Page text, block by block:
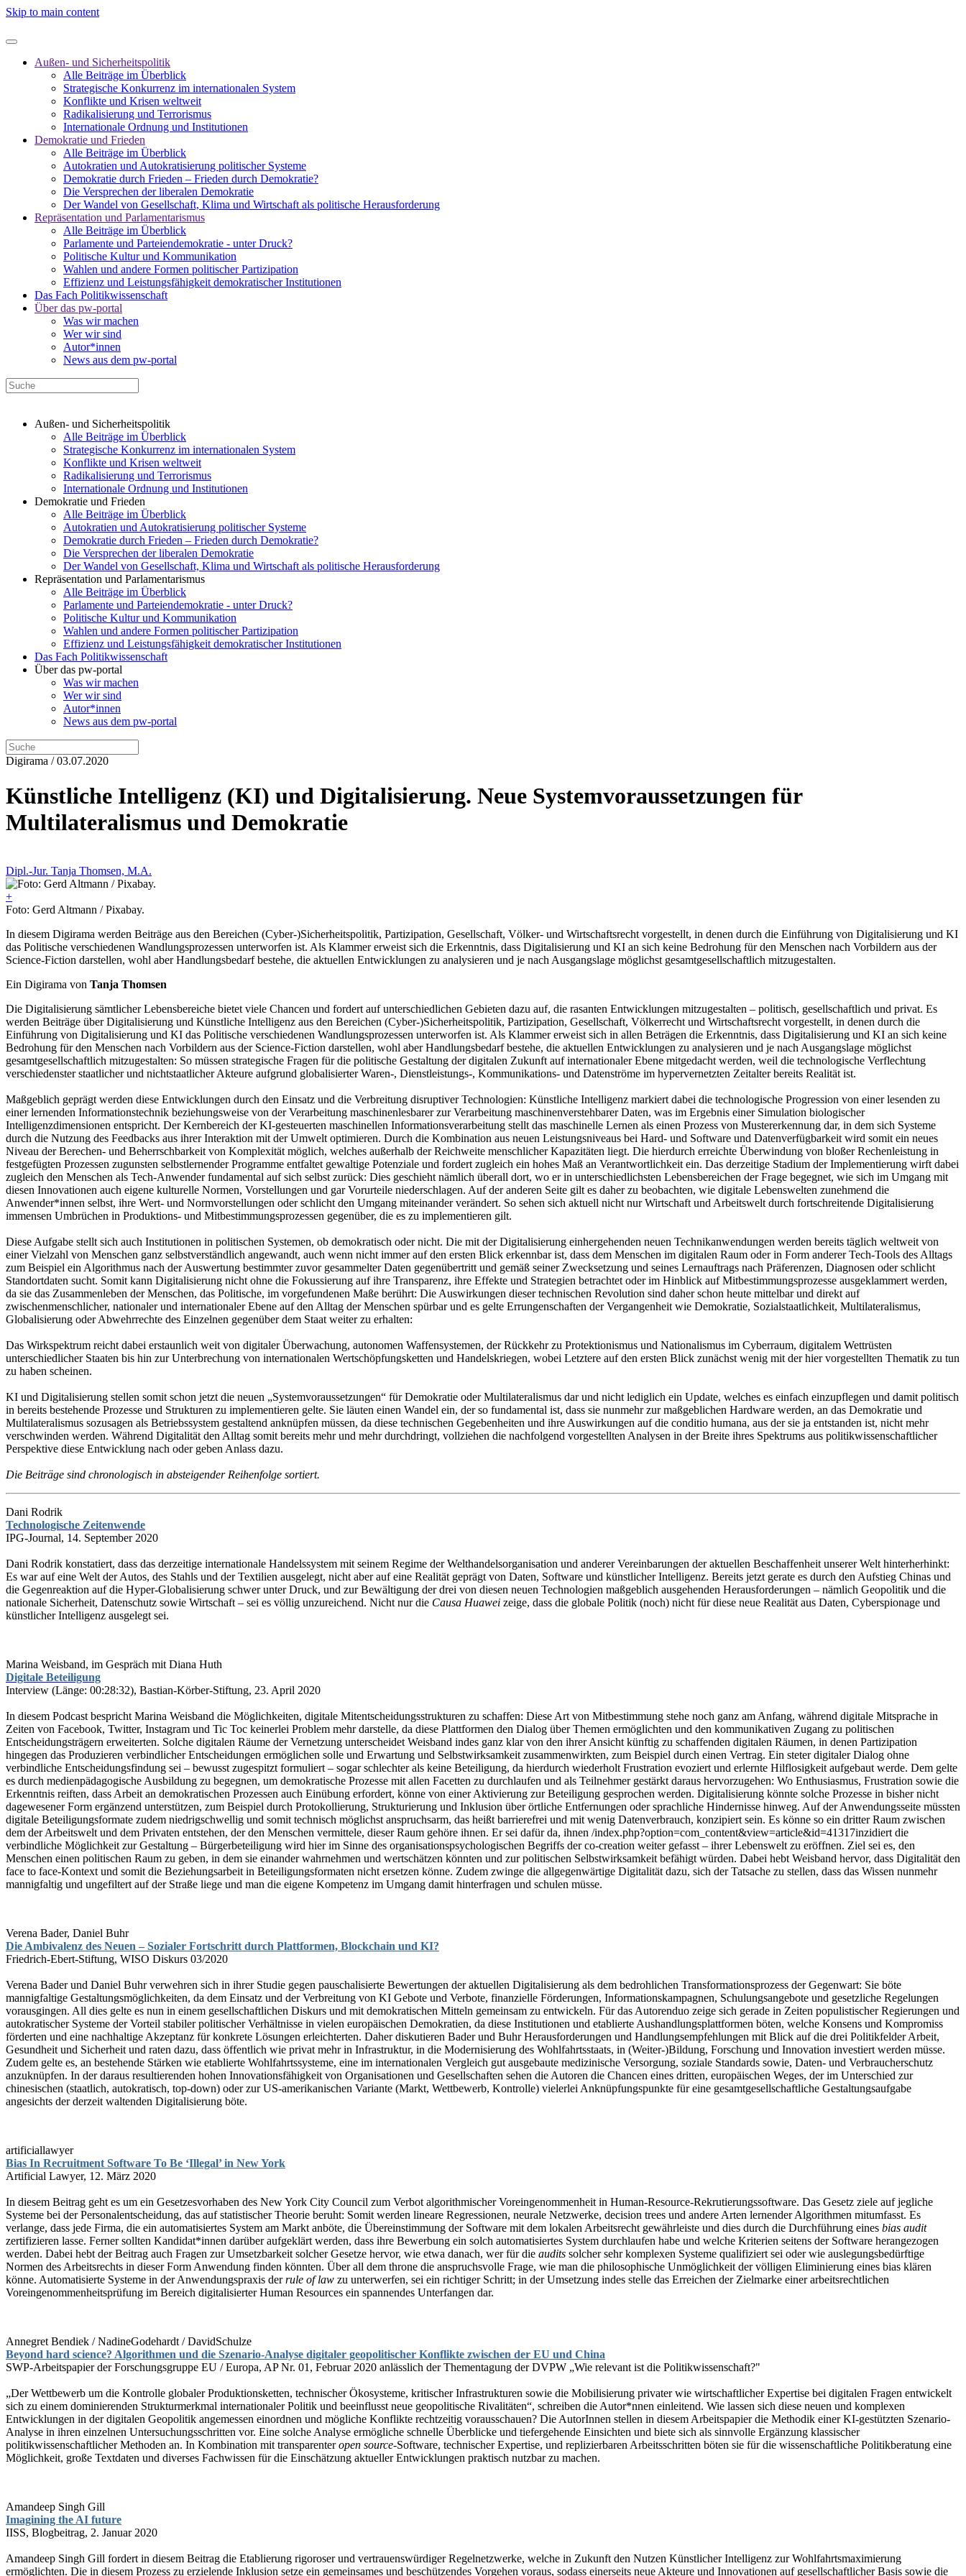
Skip to main content
Außen- und Sicherheitspolitik
Alle Beiträge im Überblick
Strategische Konkurrenz im internationalen System
Konflikte und Krisen weltweit
Radikalisierung und Terrorismus
Internationale Ordnung und Institutionen
Demokratie und Frieden
Alle Beiträge im Überblick
Autokratien und Autokratisierung politischer Systeme
Demokratie durch Frieden – Frieden durch Demokratie?
Die Versprechen der liberalen Demokratie
Der Wandel von Gesellschaft, Klima und Wirtschaft als politische Herausforderung
Repräsentation und Parlamentarismus
Alle Beiträge im Überblick
Parlamente und Parteiendemokratie - unter Druck?
Politische Kultur und Kommunikation
Wahlen und andere Formen politischer Partizipation
Effizienz und Leistungsfähigkeit demokratischer Institutionen
Das Fach Politikwissenschaft
Über das pw-portal
Was wir machen
Wer wir sind
Autor*innen
News aus dem pw-portal
Außen- und Sicherheitspolitik
Alle Beiträge im Überblick
Strategische Konkurrenz im internationalen System
Konflikte und Krisen weltweit
Radikalisierung und Terrorismus
Internationale Ordnung und Institutionen
Demokratie und Frieden
Alle Beiträge im Überblick
Autokratien und Autokratisierung politischer Systeme
Demokratie durch Frieden – Frieden durch Demokratie?
Die Versprechen der liberalen Demokratie
Der Wandel von Gesellschaft, Klima und Wirtschaft als politische Herausforderung
Repräsentation und Parlamentarismus
Alle Beiträge im Überblick
Parlamente und Parteiendemokratie - unter Druck?
Politische Kultur und Kommunikation
Wahlen und andere Formen politischer Partizipation
Effizienz und Leistungsfähigkeit demokratischer Institutionen
Das Fach Politikwissenschaft
Über das pw-portal
Was wir machen
Wer wir sind
Autor*innen
News aus dem pw-portal
Digirama / 03.07.2020
Künstliche Intelligenz (KI) und Digitalisierung. Neue Systemvoraussetzungen für
Multilateralismus und Demokratie
Dipl.-Jur. Tanja Thomsen, M.A.
+
Foto: Gerd Altmann / Pixabay.
In diesem Digirama werden Beiträge aus den Bereichen (Cyber-)Sicherheitspolitik, Partizipation, Gesellschaft, Völker- und Wirtschaftsrecht vorgestellt, in denen durch die Einführung von Digitalisierung und KI
das Politische verschiedenen Wandlungsprozessen unterworfen ist. Als Klammer erweist sich die Erkenntnis, dass Digitalisierung und KI an sich keine Bedrohung für den Menschen nach Vorbildern aus der
Science-Fiction darstellen, wohl aber Handlungsbedarf bestehe, die aktuellen Entwicklungen zu analysieren und je nach Ausgangslage möglichst gesamtgesellschaftlich mitzugestalten.
Ein Digirama von Tanja Thomsen
Die Digitalisierung sämtlicher Lebensbereiche bietet viele Chancen und fordert auf unterschiedlichen Gebieten dazu auf, die rasanten Entwicklungen mitzugestalten – politisch, gesellschaftlich und privat. Es
werden Beiträge über Digitalisierung und Künstliche Intelligenz aus den Bereichen (Cyber-)Sicherheitspolitik, Partizipation, Gesellschaft, Völkerrecht und Wirtschaftsrecht vorgestellt, in denen durch die
Einführung von Digitalisierung und KI das Politische verschiedenen Wandlungsprozessen unterworfen ist. Als Klammer erweist sich in allen Beträgen die Erkenntnis, dass Digitalisierung und KI an sich keine
Bedrohung für den Menschen nach Vorbildern aus der Science-Fiction darstellen, wohl aber Handlungsbedarf bestehe, die aktuellen Entwicklungen zu analysieren und je nach Ausgangslage möglichst
gesamtgesellschaftlich mitzugestalten: So müssen strategische Fragen für die politische Gestaltung der digitalen Zukunft auf internationaler Ebene mitgedacht werden, weil die technologische Verflechtung
verschiedenster staatlicher und nichtstaatlicher Akteure aufgrund globalisierter Waren-, Dienstleistungs-, Kommunikations- und Datenströme im hypervernetzten Zeitalter bereits Realität ist.
Maßgeblich geprägt werden diese Entwicklungen durch den Einsatz und die Verbreitung disruptiver Technologien: Künstliche Intelligenz markiert dabei die technologische Progression von einer lesenden zu
einer lernenden Informationstechnik beziehungsweise von der Verarbeitung maschinenlesbarer zur Verarbeitung maschinenverstehbarer Daten, was im Ergebnis einer Simulation biologischer
Intelligenzdimensionen entspricht. Der Kernbereich der KI-gesteuerten maschinellen Informationsverarbeitung stellt das maschinelle Lernen als einen Prozess von Mustererkennung dar, in dem sich Systeme
durch die Nutzung des Feedbacks aus ihrer Interaktion mit der Umwelt optimieren. Durch die Kombination aus neuen Leistungsniveaus bei Hard- und Software und Datenverfügbarkeit wird somit ein neues
Niveau der Berechen- und Beherrschbarkeit von Komplexität möglich, welches außerhalb der Reichweite menschlicher Kapazitäten liegt. Die hierdurch erreichte Überwindung von bloßer Rechenleistung in
festgefügten Prozessen zugunsten selbstlernender Programme entfaltet gewaltige Potenziale und fordert zugleich ein hohes Maß an Verantwortlichkeit ein. Das derzeitige Stadium der Implementierung wirft dabei
zugleich den Menschen als Tech-Anwender fundamental auf sich selbst zurück: Dies geschieht nämlich überall dort, wo er in unterschiedlichsten Lebensbereichen der Frage begegnet, wie sich im Umgang mit
diesen Innovationen auch eigene kulturelle Normen, Vorstellungen und gar Vorurteile niederschlagen. Auf der anderen Seite gilt es daher zu beobachten, wie digitale Lebenswelten zunehmend die
Anwender*innen selbst, ihre Wert- und Normvorstellungen oder schlicht den Umgang miteinander verändert. So sehen sich aktuell nicht nur Wirtschaft und Arbeitswelt durch fortschreitende Digitalisierung
immensen Umbrüchen in Produktions- und Mitbestimmungsprozessen gegenüber, die es zu implementieren gilt.
Diese Aufgabe stellt sich auch Institutionen in politischen Systemen, ob demokratisch oder nicht. Die mit der Digitalisierung einhergehenden neuen Technikanwendungen werden bereits täglich weltweit von
einer Vielzahl von Menschen ganz selbstverständlich angewandt, auch wenn nicht immer auf den ersten Blick erkennbar ist, dass dem Menschen im digitalen Raum oder in Form anderer Tech-Tools des Alltags
zum Beispiel ein Algorithmus nach der Auswertung bestimmter zuvor gesammelter Daten gegenübertritt und gemäß seiner Zwecksetzung und seines Lernauftrags nach Präferenzen, Diagnosen oder schlicht
Standortdaten sucht. Somit kann Digitalisierung nicht ohne die Fokussierung auf ihre Transparenz, ihre Effekte und Strategien betrachtet oder im Hinblick auf Mitbestimmungsprozesse ausgeklammert werden,
da sie das Zusammenleben der Menschen, das Politische, im vorgefundenen Maße berührt: Die Auswirkungen dieser technischen Revolution sind daher schon heute mittelbar und direkt auf
zwischenmenschlicher, nationaler und internationaler Ebene auf den Alltag der Menschen spürbar und es gelte Errungenschaften der Vergangenheit wie Demokratie, Sozialstaatlichkeit, Multilateralismus,
Globalisierung oder Abwehrrechte des Einzelnen gegenüber dem Staat weiter zu erhalten:
Das Wirkspektrum reicht dabei erstaunlich weit von digitaler Überwachung, autonomen Waffensystemen, der Rückkehr zu Protektionismus und Nationalismus im Cyberraum, digitalem Wettrüsten
unterschiedlicher Staaten bis hin zur Unterbrechung von internationalen Wertschöpfungsketten und Handelskriegen, wobei Letztere auf den ersten Blick zunächst wenig mit der hier vorgestellten Thematik zu tun
zu haben scheinen.
KI und Digitalisierung stellen somit schon jetzt die neuen „Systemvoraussetzungen“ für Demokratie oder Multilateralismus dar und nicht lediglich ein Update, welches es einfach einzupflegen und damit politisch
in bereits bestehende Prozesse und Strukturen zu implementieren gelte. Sie läuten einen Wandel ein, der so fundamental ist, dass sie nunmehr zur maßgeblichen Hardware werden, an das Demokratie und
Multilateralismus sozusagen als Betriebssystem gestaltend anknüpfen müssen, da diese technischen Gegebenheiten und ihre Auswirkungen auf die conditio humana, aus der sie ja entstanden ist, nicht mehr
verschwinden werden. Während Digitalität den Alltag somit bereits mehr und mehr durchdringt, vollziehen die nachfolgend vorgestellten Analysen in der Breite ihres Spektrums aus politikwissenschaftlicher
Perspektive diese Entwicklung nach oder geben Anlass dazu.
Die Beiträge sind chronologisch in absteigender Reihenfolge sortiert.
Dani Rodrik
Technologische Zeitenwende
IPG-Journal, 14. September 2020
Dani Rodrik konstatiert, dass das derzeitige internationale Handelssystem mit seinem Regime der Welthandelsorganisation und anderer Vereinbarungen der aktuellen Beschaffenheit unserer Welt hinterherhinkt:
Es war auf eine Welt der Autos, des Stahls und der Textilien ausgelegt, nicht aber auf eine Realität geprägt von Daten, Software und künstlicher Intelligenz. Bereits jetzt gerate es durch den Aufstieg Chinas und
die Gegenreaktion auf die Hyper-Globalisierung schwer unter Druck, und zur Bewältigung der drei von diesen neuen Technologien maßgeblich ausgehenden Herausforderungen – nämlich Geopolitik und die
nationale Sicherheit, Datenschutz sowie Wirtschaft – sei es völlig unzureichend. Nicht nur die Causa Huawei zeige, dass die globale Politik (noch) nicht für diese neue Realität aus Daten, Cyberspionage und
künstlicher Intelligenz ausgelegt sei.
Marina Weisband, im Gespräch mit Diana Huth
Digitale Beteiligung
Interview (Länge: 00:28:32), Bastian-Körber-Stiftung, 23. April 2020
In diesem Podcast bespricht Marina Weisband die Möglichkeiten, digitale Mitentscheidungsstrukturen zu schaffen: Diese Art von Mitbestimmung stehe noch ganz am Anfang, während digitale Mitsprache in
Zeiten von Facebook, Twitter, Instagram und Tic Toc keinerlei Problem mehr darstelle, da diese Plattformen den Dialog über Themen ermöglichten und den kommunikativen Zugang zu politischen
Entscheidungsträgern erweiterten. Solche digitalen Räume der Vernetzung unterscheidet Weisband indes ganz klar von den ihrer Ansicht künftig zu schaffenden digitalen Räumen, in denen Partizipation
hingegen das Produzieren verbindlicher Entscheidungen ermöglichen solle und Erwartung und Selbstwirksamkeit zusammenwirkten, zum Beispiel durch einen Vertrag. Ein steter digitaler Dialog ohne
verbindliche Entscheidungsfindung sei – bewusst zugespitzt formuliert – sogar schlechter als keine Beteiligung, da hierdurch wiederholt Frustration evoziert und erlernte Hilflosigkeit aufgebaut werde. Dem gelte
es durch medienpädagogische Ausbildung zu begegnen, um demokratische Prozesse mit allen Facetten zu durchlaufen und als Teilnehmer gestärkt daraus hervorzugehen: Wo Enthusiasmus, Frustration sowie die
Erkenntnis reiften, dass Arbeit an demokratischen Prozessen auch Einübung erfordert, könne von einer Aktivierung zur Beteiligung gesprochen werden. Digitalisierung könnte solche Prozesse in bisher nicht
dagewesener Form ergänzend unterstützen, zum Beispiel durch Protokollierung, Strukturierung und Inklusion über örtliche Entfernungen oder sprachliche Hindernisse hinweg. Auf der Anwendungsseite müssten
digitale Beteiligungsformate zudem niedrigschwellig und somit technisch möglichst anspruchsarm, das heißt barrierefrei und mit wenig Datenverbrauch, konzipiert sein. Es könne so ein dritter Raum zwischen
dem der Arbeitswelt und dem Privaten entstehen, der den Menschen vermittele, dieser Raum gehöre ihnen. Er sei dafür da, ihnen /index.php?option=com_content&view=article&id=41317inzidiert die
verbindliche Möglichkeit zur Gestaltung – Bürgerbeteiligung wird hier im Sinne des organisationspsychologischen Begriffs der co-creation weiter gefasst – ihrer Lebenswelt zu eröffnen. Ziel sei es, den
Menschen einen politischen Raum zu geben, in dem sie einander wahrnehmen und wertschätzen könnten und zur politischen Selbstwirksamkeit befähigt würden. Dabei hebt Weisband hervor, dass Digitalität den
face to face-Kontext und somit die Beziehungsarbeit in Beteiligungsformaten nicht ersetzen könne. Zudem zwinge die allgegenwärtige Digitalität dazu, sich der Tatsache zu stellen, dass das Wissen nunmehr
mannigfaltig und ungefiltert auf der Straße liege und man die eigene Kompetenz im Umgang damit hinterfragen und schulen müsse.
Verena Bader, Daniel Buhr
Die Ambivalenz des Neuen – Sozialer Fortschritt durch Plattformen, Blockchain und KI?
Friedrich-Ebert-Stiftung, WISO Diskurs 03/2020
Verena Bader und Daniel Buhr verwehren sich in ihrer Studie gegen pauschalisierte Bewertungen der aktuellen Digitalisierung als dem bedrohlichen Transformationsprozess der Gegenwart: Sie böte
mannigfaltige Gestaltungsmöglichkeiten, da dem Einsatz und der Verbreitung von KI Gebote und Verbote, finanzielle Förderungen, Informationskampagnen, Schulungsangebote und gesetzliche Regelungen
vorausgingen. All dies gelte es nun in einem gesellschaftlichen Diskurs und mit demokratischen Mitteln gemeinsam zu entwickeln. Für das Autorenduo zeige sich gerade in Zeiten populistischer Regierungen und
autokratischer Systeme der Vorteil stabiler politischer Verhältnisse in vielen europäischen Demokratien, da diese Institutionen und etablierte Aushandlungsplattformen böten, welche Konsens und Kompromiss
förderten und eine nachhaltige Akzeptanz für konkrete Lösungen erleichterten. Daher diskutieren Bader und Buhr Herausforderungen und Handlungsempfehlungen mit Blick auf die drei Politikfelder Arbeit,
Gesundheit und Sicherheit und raten dazu, dass öffentlich wie privat mehr in Infrastruktur, in die Modernisierung des Wohlfahrtsstaats, in (Weiter-)Bildung, Forschung und Innovation investiert werden müsse.
Zudem gelte es, an bestehende Stärken wie etablierte Wohlfahrtssysteme, eine im internationalen Vergleich gut ausgebaute medizinische Versorgung, soziale Standards sowie, Daten- und Verbraucherschutz
anzuknüpfen. In der daraus resultierenden hohen Innovationsfähigkeit von Organisationen und Gesellschaften sehen die Autoren die Chancen eines dritten, europäischen Weges, der im Unterschied zur
chinesischen (staatlich, autokratisch, top-down) oder zur US-amerikanischen Variante (Markt, Wettbewerb, Kontrolle) vielerlei Anknüpfungspunkte für eine gesamtgesellschaftliche Gestaltungsaufgabe
angesichts der derzeit waltenden Digitalisierung böte.
artificiallawyer
Bias In Recruitment Software To Be ‘Illegal’ in New York
Artificial Lawyer, 12. März 2020
In diesem Beitrag geht es um ein Gesetzesvorhaben des New York City Council zum Verbot algorithmischer Voreingenommenheit in Human-Resource-Rekrutierungssoftware. Das Gesetz ziele auf jegliche
Systeme bei der Personalentscheidung, das auf statistischer Theorie beruht: Somit werden lineare Regressionen, neurale Netzwerke, decision trees und andere Arten lernender Algorithmen mitumfasst. Es
verlange, dass jede Firma, die ein automatisiertes System am Markt anböte, die Übereinstimmung der Software mit dem lokalen Arbeitsrecht gewährleiste und dies durch die Durchführung eines bias audit
zertifizieren lasse. Ferner sollten Kandidat*innen darüber aufgeklärt werden, dass ihre Bewerbung ein solch automatisiertes System durchlaufen habe und welche Kriterien seitens der Software herangezogen
werden. Dabei hebt der Beitrag auch Fragen zur Umsetzbarkeit solcher Gesetze hervor, wie etwa danach, wer für die audits solcher sehr komplexen Systeme qualifiziert sei oder wie auslegungsbedürftige
Normen des Arbeitsrechts in dieser Form Anwendung finden könnten. Über all dem throne die anspruchsvolle Frage, wie man die philosophische Unmöglichkeit der völligen Eliminierung eines bias klären
könne. Automatisierte Systeme in der Anwendungspraxis derrule of law zu unterwerfen, sei ein richtiger Schritt; in der Umsetzung indes stelle das Erreichen der Zielmarke einer arbeitsrechtlichen
Voreingenommenheitsprüfung im Bereich digitalisierter Human Resources ein spannendes Unterfangen dar.
Annegret Bendiek / NadineGodehardt / DavidSchulze
Beyond hard science? Algorithmen und die Szenario-Analyse digitaler geopolitischer Konflikte zwischen der EU und China
SWP-Arbeitspapier der Forschungsgruppe EU / Europa, AP Nr. 01, Februar 2020 anlässlich der Thementagung der DVPW „Wie relevant ist die Politikwissenschaft?"
„Der Wettbewerb um die Kontrolle globaler Produktionsketten, technischer Ökosysteme, kritischer Infrastrukturen sowie die Mobilisierung privater wie wirtschaftlicher Expertise bei digitalen Fragen entwickelt
sich zu einem dominierenden Strukturmerkmal internationaler Politik und beeinflusst neue geopolitische Rivalitäten“, schreiben die Autor*nnen einleitend. Wie lassen sich diese neuen und komplexen
Entwicklungen in der digitalen Geopolitik angemessen einordnen und mögliche Konflikte rechtzeitig vorausschauen? Die AutorInnen stellen in diesem Arbeitspapier die Methodik einer KI-gestützten Szenario-
Analyse in ihren einzelnen Untersuchungsschritten vor. Eine solche Analyse ermögliche schnelle Überblicke und tiefergehende Einsichten und biete sich als sinnvolle Ergänzung klassischer
politikwissenschaftlicher Methoden an. In Kombination mit transparenteropen source-Software, technischer Expertise, und replizierbaren Arbeitsschritten böten sie für die wissenschaftliche Politikberatung eine
Möglichkeit, große Textdaten und diverses Fachwissen für die Einschätzung aktueller Entwicklungen praktisch nutzbar zu machen.
Amandeep Singh Gill
Imagining the AI future
IISS, Blogbeitrag, 2. Januar 2020
Amandeep Singh Gill fordert in diesem Beitrag die Etablierung rigoroser und vertrauenswürdiger Regelnetzwerke, welche in Zukunft den Nutzen Künstlicher Intelligenz zur Wohlfahrtsmaximierung
ermöglichten. Die in diesem Prozess zu erzielende Inklusion setze ein gemeinsames und beschützendes Vorgehen voraus, sodass einerseits neue Akteure und Innovationen auf gesellschaftlicher Basis sowie die